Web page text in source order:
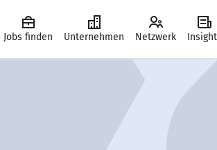
Jobs finden Unternehmen Netzwerk